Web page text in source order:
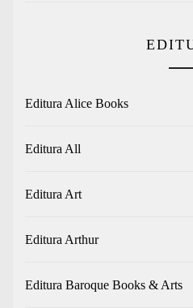
Editura Alice Books
Editura All
Editura Art
Editura Arthur
Editura Baroque Books & Arts